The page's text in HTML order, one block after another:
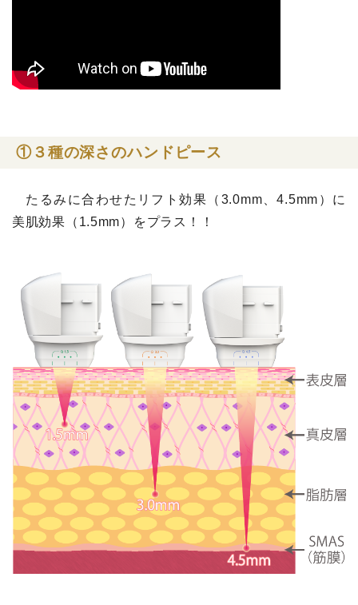
①３種の深さのハンドピース
たるみに合わせたリフト効果（3.0mm、4.5mm）に
美肌効果（1.5mm）をプラス！！